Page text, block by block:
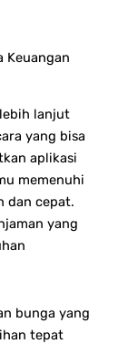
Keuangan
lanjut
yang bisa
aplikasi
memenuhi
dan cepat.
yang
bunga yang
tepat